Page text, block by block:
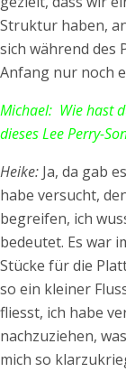
Struktur haben,
sich während des
Anfang nur noch
Michael: Wie hast
dieses Lee Perry-
Heike: Ja, da gab
habe versucht,
begreifen, ich
bedeutet. Es war
Stücke für die
so ein kleiner
fliesst, ich habe
nachzuziehen,
mich so